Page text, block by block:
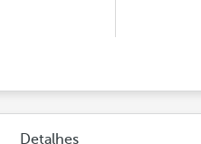
Detalhes